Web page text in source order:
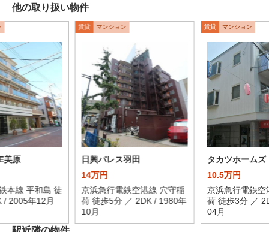
他の取り扱い物件
美原
本線 平和島 徒
/ 2005年12月
賃貸 マンション
日興パレス羽田
14万円
京浜急行電鉄空港線 穴守稲
荷 徒歩5分 ／ 2DK / 1980年
10月
賃貸 マンション
タカツホームズ
10.5万円
京浜急行電鉄空
荷 徒歩3分 ／
04月